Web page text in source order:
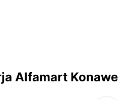
Alfamart Konawe